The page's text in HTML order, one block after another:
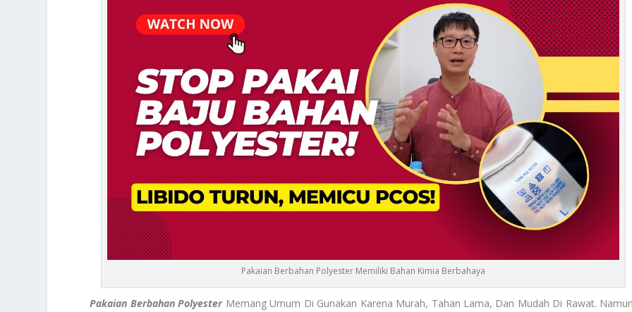
Pakaian Berbahan Polyester Memiliki Bahan Kimia Berbahaya
Pakaian Berbahan PolyesterMemang Umum Di Gunakan Karena Murah, Tahan Lama, Dan Mudah Di Rawat.